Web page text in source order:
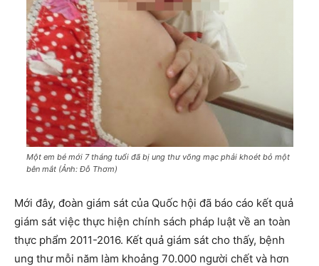
Một em bé mới 7 tháng tuổi đã bị ung thư võng mạc phải khoét bỏ một
bên mắt (Ảnh: Đỗ Thơm)
Mới đây, đoàn giám sát của Quốc hội đã báo cáo kết quả
giám sát việc thực hiện chính sách pháp luật về an toàn
thực phẩm 2011-2016. Kết quả giám sát cho thấy, bệnh
ung thư mỗi năm làm khoảng 70.000 người chết và hơn